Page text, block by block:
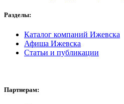
Разделы:
Каталог компаний Ижевска
Афиша Ижевска
Статьи и публикации
Партнерам: